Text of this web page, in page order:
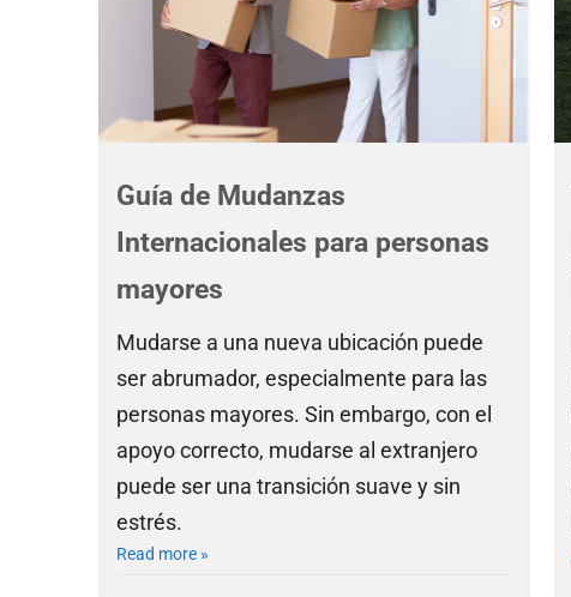
Guía de Mudanzas
Internacionales para personas
mayores
Mudarse a una nueva ubicación puede
ser abrumador, especialmente para las
personas mayores. Sin embargo, con el
apoyo correcto, mudarse al extranjero
puede ser una transición suave y sin
estrés.
Read more »